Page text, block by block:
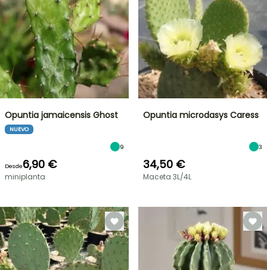
Opuntia jamaicensis Ghost
NUEVO
9
Desde6,90 €
miniplanta
Opuntia microdasys Caress
3
34,50 €
Maceta 3L/4L